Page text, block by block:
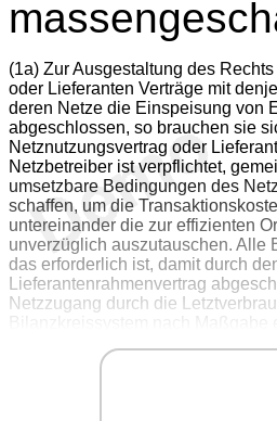
(1a) Zur Ausgestaltung des
oder Lieferanten Verträge mit
deren Netze die Einspeisung von
abgeschlossen, so brauchen sie
Netznutzungsvertrag oder
Netzbetreiber ist verpflichtet,
umsetzbare Bedingungen des
schaffen, um die
untereinander die zur effizienten
unverzüglich auszutauschen. Alle
das erforderlich ist, damit durch
Lieferantenrahmenvertrag
Netzzugang durch die
stattfindet. Zwischen dem
Bilanzkreisverantwortliche trägt